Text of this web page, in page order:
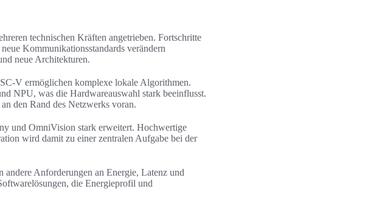
technischen Kräften angetrieben. Fortschritte
Kommunikationsstandards verändern
neue Architekturen.
ermöglichen komplexe lokale Algorithmen.
NPU, was die Hardwareauswahl stark beeinflusst.
den Rand des Netzwerks voran.
und OmniVision stark erweitert. Hochwertige
wird damit zu einer zentralen Aufgabe bei der
Anforderungen an Energie, Latenz und
die Energieprofil und